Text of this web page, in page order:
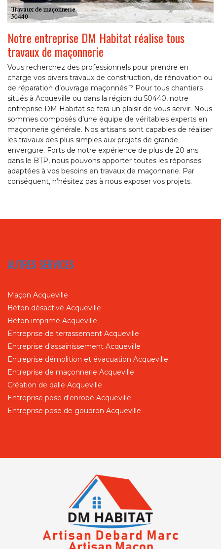
Notre entreprise DM Habitat réalise tous
travaux de maçonnerie
Vous recherchez des professionnels pour prendre en
charge vos divers travaux de construction, de rénovation ou
de réparation d’ouvrage maçonnés ? Pour tous chantiers
situés à Acqueville ou dans la région du 50440, notre
entreprise DM Habitat se fera un plaisir de vous servir. Nous
sommes composés d’une équipe de véritables experts en
maçonnerie générale. Nos artisans sont capables de réaliser
les travaux des plus simples aux projets de grande
envergure. Forts de notre expérience de plus de 20 ans
dans le BTP, nous pouvons apporter toutes les réponses
adaptées à vos besoins en travaux de maçonnerie. Par
conséquent, n’hésitez pas à nous exposer vos projets.
AUTRES SERVICES
Maçon Acqueville
Béton désactivé Acqueville
Béton imprimé Acqueville
Entreprise de terrassement Acqueville
Entreprise d'assainissement Acqueville
Entreprise démolition et évacuation Acqueville
Entreprise de maçonnerie Acqueville
Création de dalle Acqueville
Entreprise pose d'enrobé Acqueville
Entreprise pose de goudron Acqueville